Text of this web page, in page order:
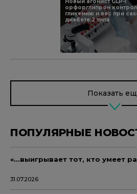
Новый агонист GLP-1
орфорглипрон
гликемию и вес при
диабете 2 типа
Показать
ПОПУЛЯРНЫЕ
«...выигрывает тот, кто умеет
31.07.2026